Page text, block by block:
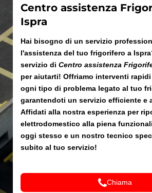
Centro assistenza
Ispra
Hai bisogno di un servizio
l'assistenza del tuo frigorifero a
servizio di Centro assistenza
per aiutarti! Offriamo interventi
ogni tipo di problema legato al tuo
garantendoti un servizio efficiente e
Affidati alla nostra esperienza per
elettrodomestico alla piena
oggi stesso e un nostro tecnico
subito al tuo servizio!
Chiama